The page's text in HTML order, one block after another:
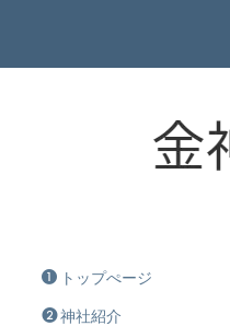
トップぺージ
神社紹介